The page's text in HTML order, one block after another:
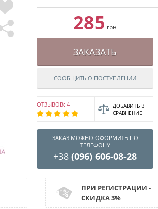
285 грн
ЗАКАЗАТЬ
СООБЩИТЬ О ПОСТУПЛЕНИИ
ОТЗЫВОВ: 4
ДОБАВИТЬ В
СРАВНЕНИЕ
ЗАКАЗ МОЖНО ОФОРМИТЬ ПО
ТЕЛЕФОНУ
+38 (096) 606-08-28
ПРИ РЕГИСТРАЦИИ -
СКИДКА 3%